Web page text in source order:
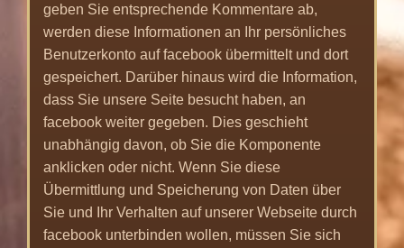
geben Sie entsprechende Kommentare ab,
werden diese Informationen an Ihr persönliches
Benutzerkonto auf facebook übermittelt und dort
gespeichert. Darüber hinaus wird die Information,
dass Sie unsere Seite besucht haben, an
facebook weiter gegeben. Dies geschieht
unabhängig davon, ob Sie die Komponente
anklicken oder nicht. Wenn Sie diese
Übermittlung und Speicherung von Daten über
Sie und Ihr Verhalten auf unserer Webseite durch
facebook unterbinden wollen, müssen Sie sich